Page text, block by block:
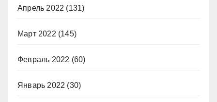
Апрель 2022 (131)
Март 2022 (145)
Февраль 2022 (60)
Январь 2022 (30)